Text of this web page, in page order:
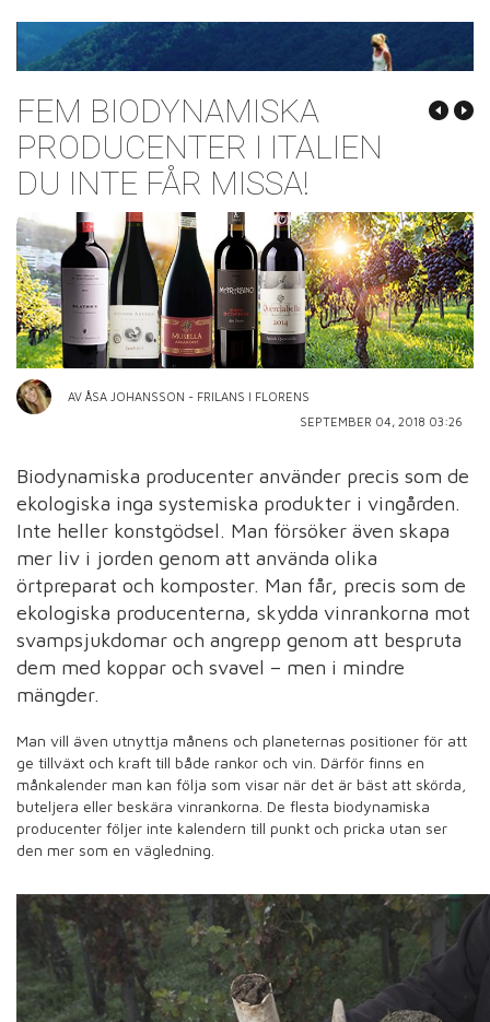
FEM BIODYNAMISKA
PRODUCENTER I ITALIEN
DU INTE FÅR MISSA!
AV ÅSA JOHANSSON - FRILANS I FLORENS
SEPTEMBER 04, 2018 03:26
Biodynamiska producenter använder precis som de
ekologiska inga systemiska produkter i vingården.
Inte heller konstgödsel. Man försöker även skapa
mer liv i jorden genom att använda olika
örtpreparat och komposter. Man får, precis som de
ekologiska producenterna, skydda vinrankorna mot
svampsjukdomar och angrepp genom att bespruta
dem med koppar och svavel – men i mindre
mängder.
Man vill även utnyttja månens och planeternas positioner för att
ge tillväxt och kraft till både rankor och vin. Därför finns en
månkalender man kan följa som visar när det är bäst att skörda,
buteljera eller beskära vinrankorna. De flesta biodynamiska
producenter följer inte kalendern till punkt och pricka utan ser
den mer som en vägledning.